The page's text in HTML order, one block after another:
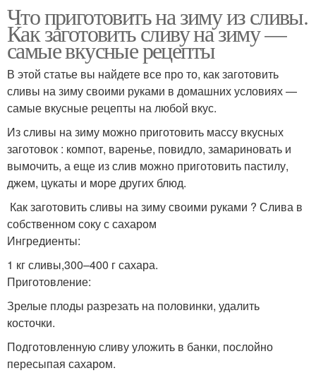
Что приготовить на зиму из сливы.
Как заготовить сливу на зиму —
самые вкусные рецепты
В этой статье вы найдете все про то, как заготовить
сливы на зиму своими руками в домашних условиях —
самые вкусные рецепты на любой вкус.
Из сливы на зиму можно приготовить массу вкусных
заготовок : компот, варенье, повидло, замариновать и
вымочить, а еще из слив можно приготовить пастилу,
джем, цукаты и море других блюд.
Как заготовить сливы на зиму своими руками ? Слива в
собственном соку с сахаром
Ингредиенты:
1 кг сливы,300–400 г сахара.
Приготовление:
Зрелые плоды разрезать на половинки, удалить
косточки.
Подготовленную сливу уложить в банки, послойно
пересыпая сахаром.